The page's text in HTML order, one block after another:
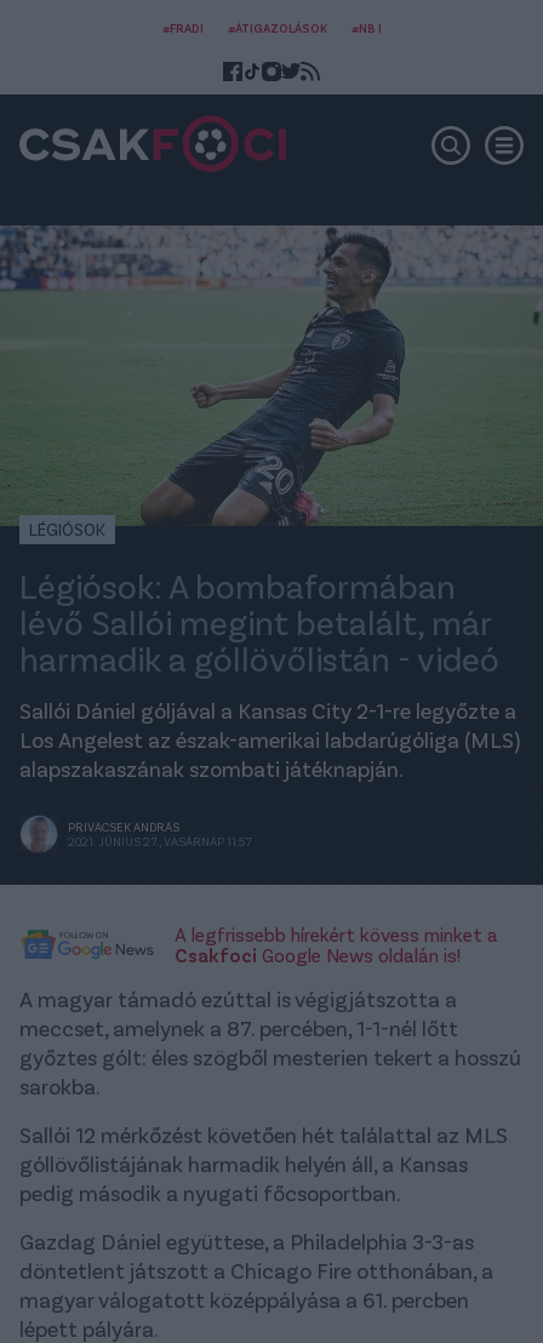
#FRADI #ÁTIGAZOLÁSOK #NB I
LÉGIÓSOK
Légiósok: A bombaformában
lévő Sallói megint betalált, már
harmadik a góllövőlistán - videó
Sallói Dániel góljával a Kansas City 2-1-re legyőzte a
Los Angelest az észak-amerikai labdarúgóliga (MLS)
alapszakaszának szombati játéknapján.
PRIVACSEK ANDRÁS
2021. JÚNIUS 27., VASÁRNAP 11:57
A legfrissebb hírekért kövess minket a
Csakfoci Google News oldalán is!
A magyar támadó ezúttal is végigjátszotta a
meccset, amelynek a 87. percében, 1-1-nél lőtt
győztes gólt: éles szögből mesterien tekert a hosszú
sarokba.
Sallói 12 mérkőzést követően hét találattal az MLS
góllövőlistájának harmadik helyén áll, a Kansas
pedig második a nyugati főcsoportban.
Gazdag Dániel együttese, a Philadelphia 3-3-as
döntetlent játszott a Chicago Fire otthonában, a
magyar válogatott középpályása a 61. percben
lépett pályára.